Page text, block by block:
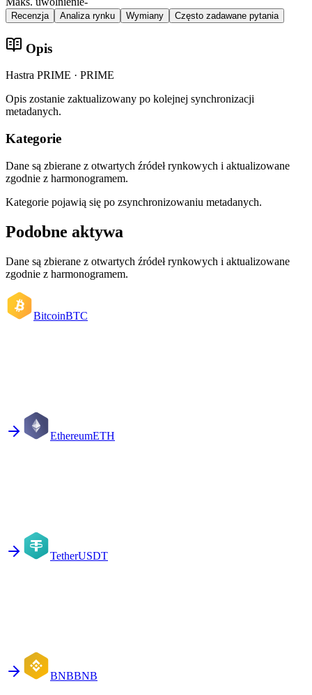
Recenzja Analiza rynku Wymiany Często zadawane pytania
Opis
Hastra PRIME · PRIME
Opis zostanie zaktualizowany po kolejnej synchronizacji
metadanych.
Kategorie
Dane są zbierane z otwartych źródeł rynkowych i aktualizowane
zgodnie z harmonogramem.
Kategorie pojawią się po zsynchronizowaniu metadanych.
Podobne aktywa
Dane są zbierane z otwartych źródeł rynkowych i aktualizowane
zgodnie z harmonogramem.
BitcoinBTC
EthereumETH
TetherUSDT
BNBBNB